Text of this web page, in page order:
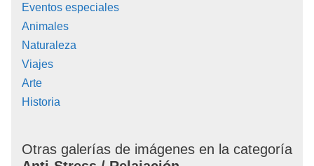
Eventos especiales
Animales
Naturaleza
Viajes
Arte
Historia
Otras galerías de imágenes en la categoría